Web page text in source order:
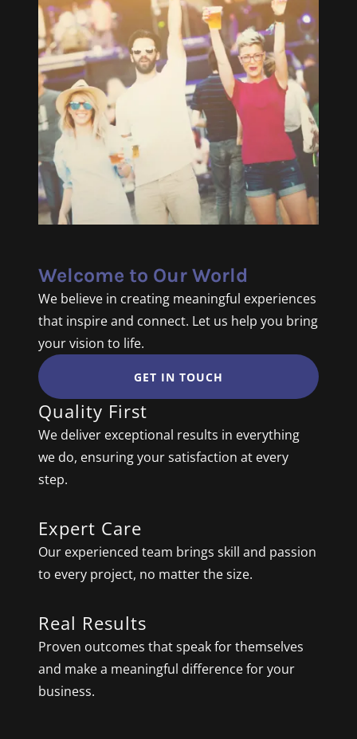
Welcome to Our World
We believe in creating meaningful experiences
that inspire and connect. Let us help you bring
your vision to life.
GET IN TOUCH
Quality First
We deliver exceptional results in everything
we do, ensuring your satisfaction at every
step.
Expert Care
Our experienced team brings skill and passion
to every project, no matter the size.
Real Results
Proven outcomes that speak for themselves
and make a meaningful difference for your
business.